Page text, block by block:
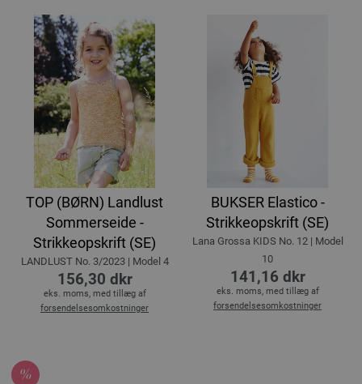
TOP (BØRN) Landlust
Sommerseide -
Strikkeopskrift (SE)
LANDLUST No. 3/2023 | Model 4
156,30 dkr
eks. moms, med tillæg af
forsendelsesomkostninger
BUKSER Elastico -
Strikkeopskrift (SE)
Lana Grossa KIDS No. 12 | Model
10
141,16 dkr
eks. moms, med tillæg af
forsendelsesomkostninger